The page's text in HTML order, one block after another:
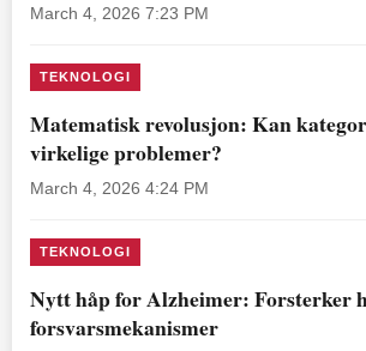
March 4, 2026 7:23 PM
TEKNOLOGI
Matematisk revolusjon: Kan
virkelige problemer?
March 4, 2026 4:24 PM
TEKNOLOGI
Nytt håp for Alzheimer: Forsterker
forsvarsmekanismer